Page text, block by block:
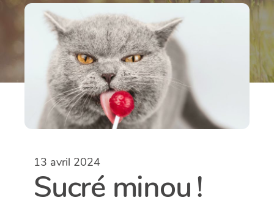
13 avril 2024
Sucré minou !